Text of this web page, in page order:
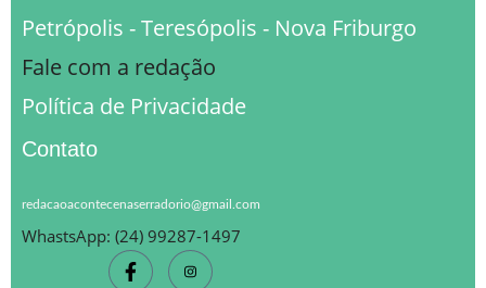
Petrópolis - Teresópolis - Nova Friburgo
Fale com a redação
Política de Privacidade
Contato
redacaoacontecenaserradorio@gmail.com
WhastsApp: (24) 99287-1497